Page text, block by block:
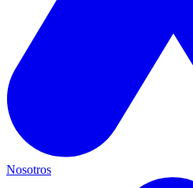
Nosotros